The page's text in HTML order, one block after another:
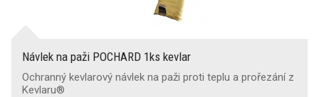
Návlek na paži POCHARD 1ks kevlar
Ochranný kevlarový návlek na paži proti teplu a prořezání z
Kevlaru®